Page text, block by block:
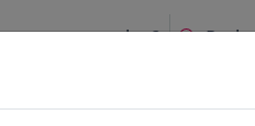
ça marche ?
chien et chat en famille ou à